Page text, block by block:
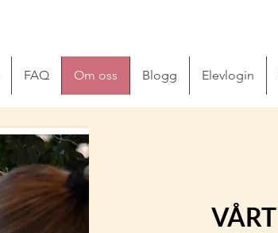
FAQ Om oss Blogg Elevlogin